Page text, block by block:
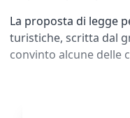
La proposta di legge
turistiche, scritta dal
convinto alcune delle